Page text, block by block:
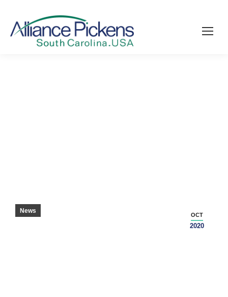
OCT
2020
News